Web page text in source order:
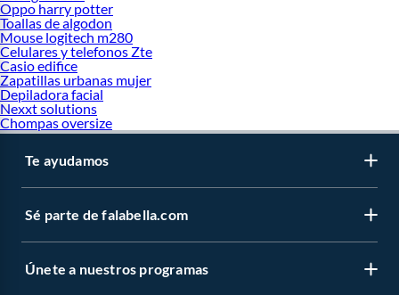
Oppo harry potter
Toallas de algodon
Mouse logitech m280
Celulares y telefonos Zte
Casio edifice
Zapatillas urbanas mujer
Depiladora facial
Nexxt solutions
Chompas oversize
Te ayudamos
Sé parte de falabella.com
Únete a nuestros programas